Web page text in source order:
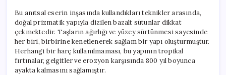
Bu anıtsal eserin inşasında kullandıkları teknikler arasında,
doğal prizmatik yapıyla dizilen bazalt sütunlar dikkat
çekmektedir. Taşların ağırlığı ve yüzey sürtünmesi sayesinde
her biri, birbirine kenetlenerek sağlam bir yapı oluşturmuştur.
Herhangi bir harç kullanılmaması, bu yapının tropikal
fırtınalar, gelgitler ve erozyon karşısında 800 yıl boyunca
ayakta kalmasını sağlamıştır.